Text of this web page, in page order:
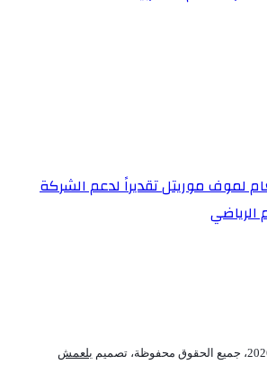
لموف موريتل تقديراً لدعم الشركة
الرياضي
بلعمش